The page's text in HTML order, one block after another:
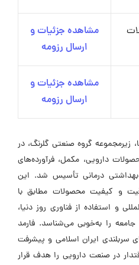
مشاهده جزئیات و
ارسال رزومه
مشاهده جزئیات و
ارسال رزومه
زیرمجموعه گروه صنعتی گلرنگ، در
محصولات دارویی، مکمل، فرآورده‌های
درمانی تأسیس شد. این
و کیفیت محصولات مطابق با
و استفاده از فناوری روز دنیا،
را به‌خوبی می‌شناسد. فارمد
سربلندی ایران اسلامی و پیشرفت
در صنعت دارویی را هدف قرار